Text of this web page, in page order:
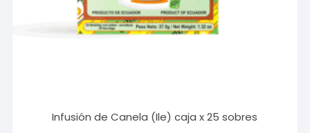
Infusión de Canela (Ile) caja x 25 sobres